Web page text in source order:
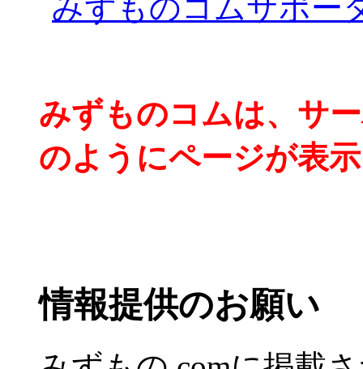
みずものコムは、サ
のようにページが表
情報提供のお願い